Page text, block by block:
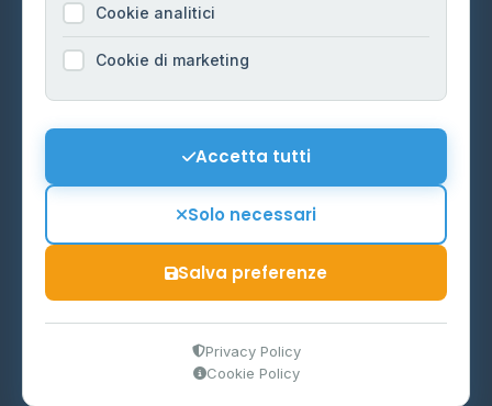
Cookie Policy
Preferenze Cookie
Mappa del sito
P.IVA 03859300364
Ministero delle Imprese e del Made in Italy
Cookie analitici
Cookie di marketing
Accetta tutti
Solo necessari
Salva preferenze
Privacy Policy
Cookie Policy